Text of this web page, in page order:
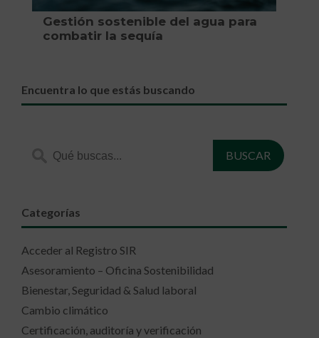
Gestión sostenible del agua para
combatir la sequía
Encuentra lo que estás buscando
Categorías
Acceder al Registro SIR
Asesoramiento – Oficina Sostenibilidad
Bienestar, Seguridad & Salud laboral
Cambio climático
Certificación, auditoría y verificación